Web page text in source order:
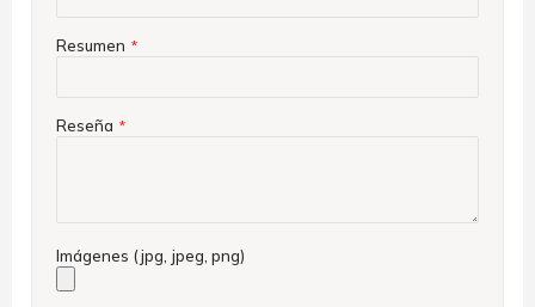
Resumen
Reseña
Imágenes (jpg, jpeg, png)